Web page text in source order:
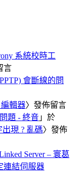
系統校時工
言
會斷線的問
編輯器〉發佈留言
題 - 終音 」於
出現 ? 亂碼〉發佈
Server – 寰葛
連結伺服器